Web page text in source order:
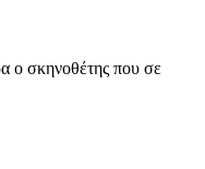
ο σκηνοθέτης που σε